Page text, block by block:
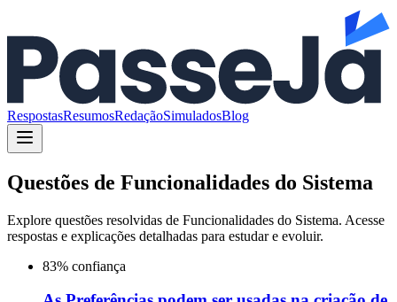
RespostasResumosRedaçãoSimuladosBlog
Questões de Funcionalidades do Sistema
Explore questões resolvidas de Funcionalidades do Sistema. Acesse
respostas e explicações detalhadas para estudar e evoluir.
83% confiança